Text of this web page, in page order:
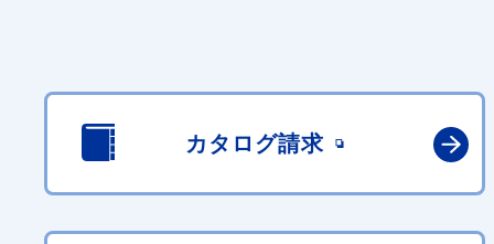
カタログ請求